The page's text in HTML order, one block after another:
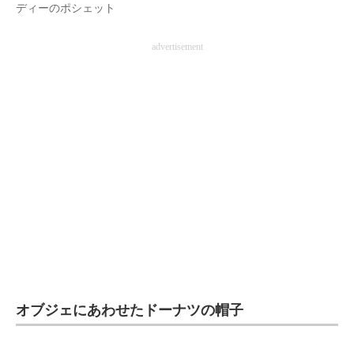
ディーのポシェット
advertisement
オブジェにあわせたドーナツの帽子